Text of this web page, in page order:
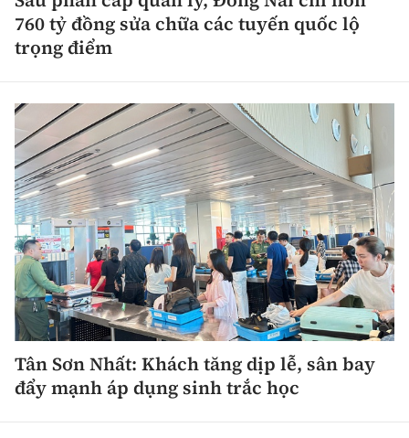
760 tỷ đồng sửa chữa các tuyến quốc lộ
trọng điểm
Tân Sơn Nhất: Khách tăng dịp lễ, sân bay
đẩy mạnh áp dụng sinh trắc học